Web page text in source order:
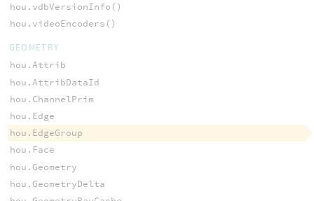
hou.vdbVersionInfo()
hou.videoEncoders()
GEOMETRY
hou.Attrib
hou.AttribDataId
hou.ChannelPrim
hou.Edge
hou.EdgeGroup
hou.Face
hou.Geometry
hou.GeometryDelta